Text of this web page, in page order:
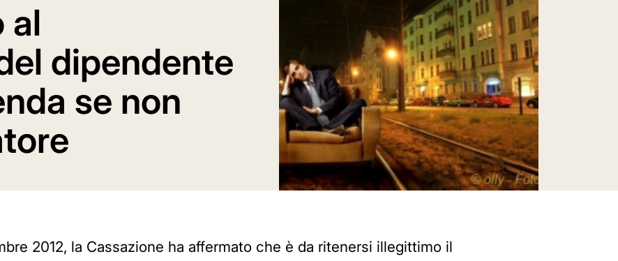
al
dipendente
se non
2012, la Cassazione ha affermato che è da ritenersi illegittimo il